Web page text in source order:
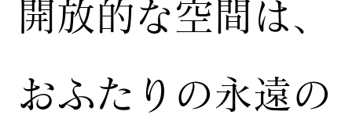
開放的な空間は、
おふたりの永遠の